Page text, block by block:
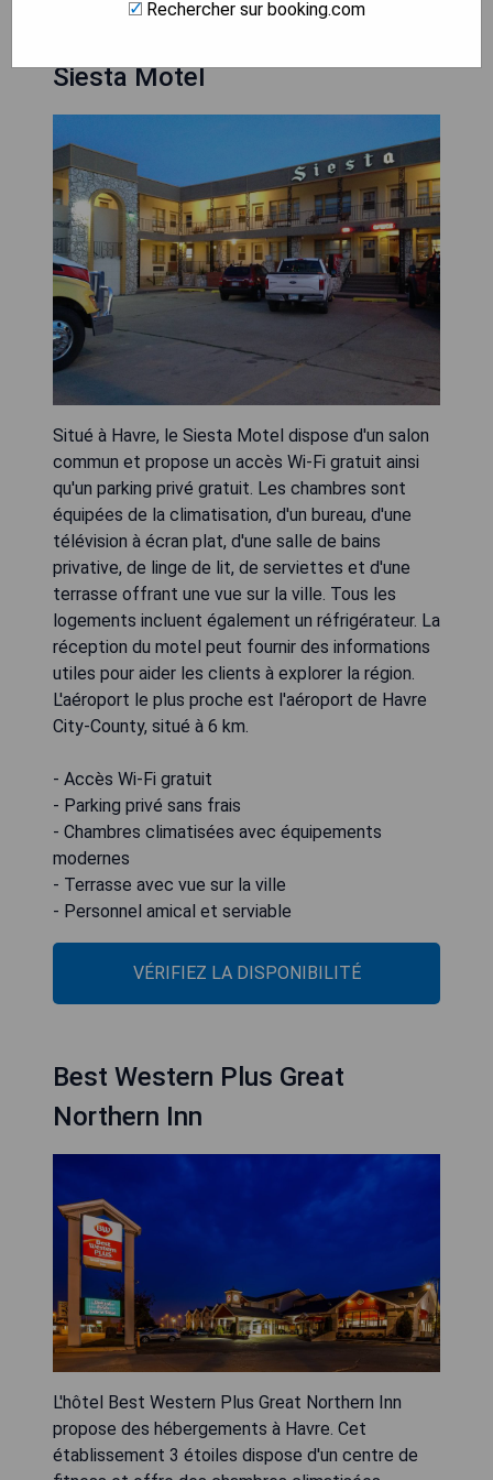
Siesta Motel
Situé à Havre, le Siesta Motel dispose d'un salon
commun et propose un accès Wi-Fi gratuit ainsi
qu'un parking privé gratuit. Les chambres sont
équipées de la climatisation, d'un bureau, d'une
télévision à écran plat, d'une salle de bains
privative, de linge de lit, de serviettes et d'une
terrasse offrant une vue sur la ville. Tous les
logements incluent également un réfrigérateur. La
réception du motel peut fournir des informations
utiles pour aider les clients à explorer la région.
L'aéroport le plus proche est l'aéroport de Havre
City-County, situé à 6 km.
- Accès Wi-Fi gratuit
- Parking privé sans frais
- Chambres climatisées avec équipements
modernes
- Terrasse avec vue sur la ville
- Personnel amical et serviable
VÉRIFIEZ LA DISPONIBILITÉ
Best Western Plus Great
Northern Inn
L'hôtel Best Western Plus Great Northern Inn
propose des hébergements à Havre. Cet
établissement 3 étoiles dispose d'un centre de
Rechercher sur booking.com